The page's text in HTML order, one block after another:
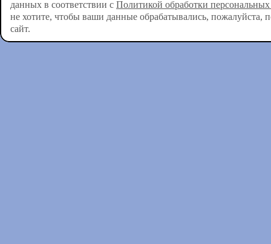
данных в соответствии с Политикой обработки
не хотите, чтобы ваши данные обрабатывались, пожалуйста,
сайт.